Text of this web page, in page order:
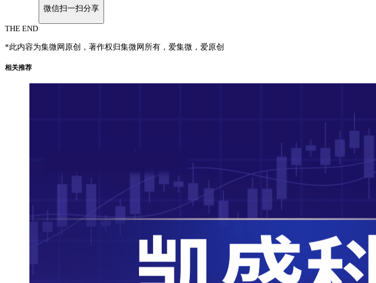
微信扫一扫分享
THE END
*此内容为集微网原创，著作权归集微网所有，爱集微，爱原创
相关推荐